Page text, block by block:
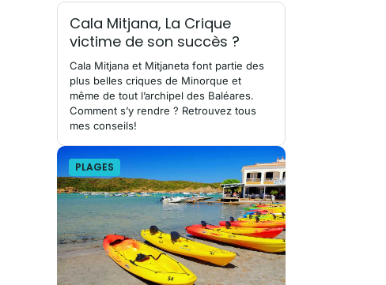
Cala Mitjana, La Crique
victime de son succès ?
Cala Mitjana et Mitjaneta font partie des
plus belles criques de Minorque et
même de tout l’archipel des Baléares.
Comment s’y rendre ? Retrouvez tous
mes conseils!
PLAGES